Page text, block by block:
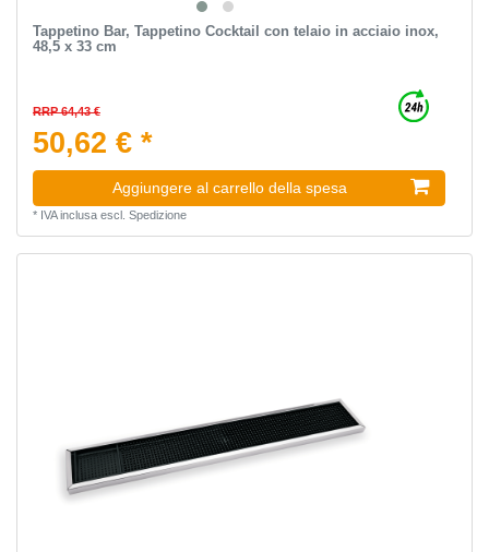
Tappetino Bar, Tappetino Cocktail con telaio in acciaio inox,
48,5 x 33 cm
RRP 64,43 €
50,62 € *
Aggiungere al carrello della spesa
* IVA inclusaescl. Spedizione